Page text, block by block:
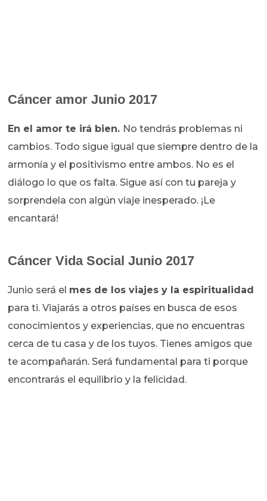
Cáncer amor Junio 2017
En el amor te irá bien. No tendrás problemas ni
cambios. Todo sigue igual que siempre dentro de la
armonía y el positivismo entre ambos. No es el
diálogo lo que os falta. Sigue así con tu pareja y
sorprendela con algún viaje inesperado. ¡Le
encantará!
Cáncer Vida Social Junio 2017
Junio será el mes de los viajes y la espiritualidad
para ti. Viajarás a otros países en busca de esos
conocimientos y experiencias, que no encuentras
cerca de tu casa y de los tuyos. Tienes amigos que
te acompañarán. Será fundamental para ti porque
encontrarás el equilibrio y la felicidad.